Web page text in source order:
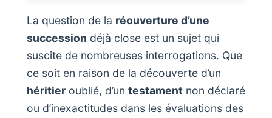
La question de la réouverture d’une
succession déjà close est un sujet qui
suscite de nombreuses interrogations. Que
ce soit en raison de la découverte d’un
héritier oublié, d’un testament non déclaré
ou d’inexactitudes dans les évaluations des